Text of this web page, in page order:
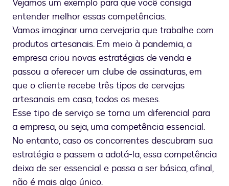
Vejamos um exemplo para que você consiga
entender melhor essas competências.
Vamos imaginar uma cervejaria que trabalhe com
produtos artesanais. Em meio à pandemia, a
empresa criou novas estratégias de venda e
passou a oferecer um clube de assinaturas, em
que o cliente recebe três tipos de cervejas
artesanais em casa, todos os meses.
Esse tipo de serviço se torna um diferencial para
a empresa, ou seja, uma competência essencial.
No entanto, caso os concorrentes descubram sua
estratégia e passem a adotá-la, essa competência
deixa de ser essencial e passa a ser básica, afinal,
não é mais algo único.